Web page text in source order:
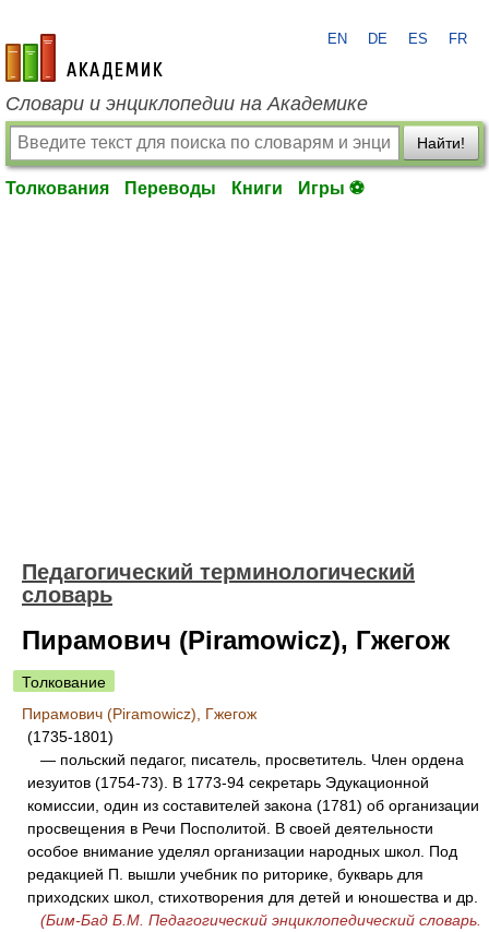
academic.ru
EN DE ES FR
Словари и энциклопедии на Академике
Найти!
Толкования Переводы Книги Игры ⚽
Педагогический терминологический
словарь
Пирамович (Piramowicz), Гжегож
Толкование
Пирамович (Piramowicz), Гжегож
(1735-1801)
— польский педагог, писатель, просветитель. Член ордена
иезуитов (1754-73). В 1773-94 секретарь Эдукационной
комиссии, один из составителей закона (1781) об организации
просвещения в Речи Посполитой. В своей деятельности
особое внимание уделял организации народных школ. Под
редакцией П. вышли учебник по риторике, букварь для
приходских школ, стихотворения для детей и юношества и др.
(Бим-Бад Б.М. Педагогический энциклопедический словарь.